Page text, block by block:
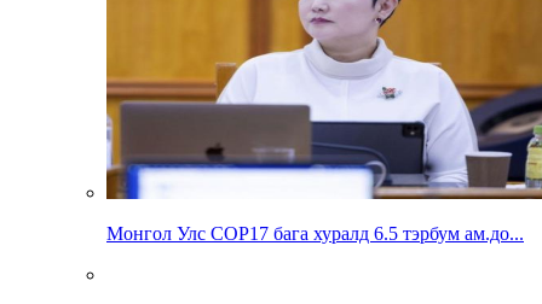
Монгол Улс COP17 бага хуралд 6.5 тэрбум ам.до...